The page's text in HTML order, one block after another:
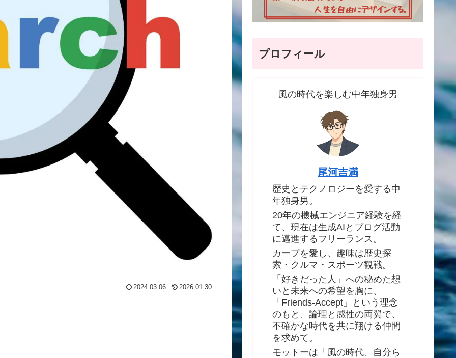
2024.03.06 2026.01.30
プロフィール
風の時代を楽しむ中年独身男
尾河吉満
歴史とテクノロジーを愛する中
年独身男。
20年の機械エンジニア経験を経
て、現在は生成AIとブログ活動
に邁進するフリーランス。
カープを愛し、趣味は歴史探
索・クルマ・スポーツ観戦。
「好きだった人」への秘めた想
いと未来への希望を胸に、
「Friends-Accept」という理念
のもと、論理と感性の両翼で、
不確かな時代を共に翔ける仲間
を求めて。
モットーは「風の時代、自分ら